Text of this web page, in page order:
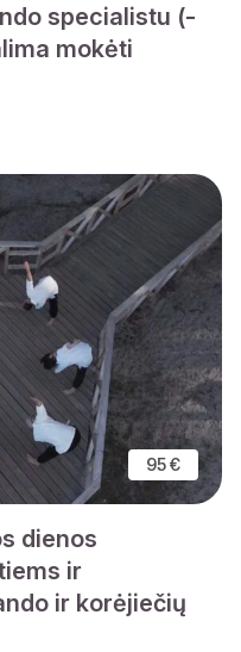
specialistu (-
mokėti
95 €
dienos
ir
ir korėjiečių